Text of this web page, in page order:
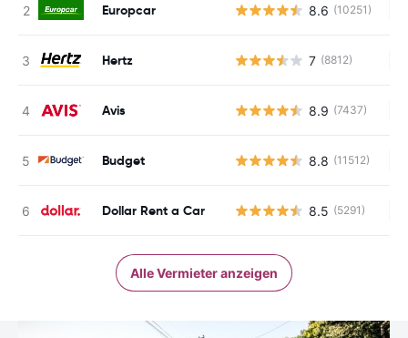
Europcar 8.6 (10251)
Hertz 7 (8812)
Avis 8.9 (7437)
Budget 8.8 (11512)
Dollar Rent a Car 8.5 (5291)
Alle Vermieter anzeigen